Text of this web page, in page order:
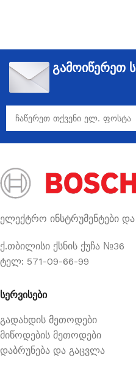
გამოიწერეთ
ელექტრო ინსტრუმენტები და
ქ.თბილისი ქსნის ქუჩა №36
ტელ: 571-09-66-99
სერვისები
გადახდის მეთოდები
მიწოდების მეთოდები
დაბრუნება და გაცვლა